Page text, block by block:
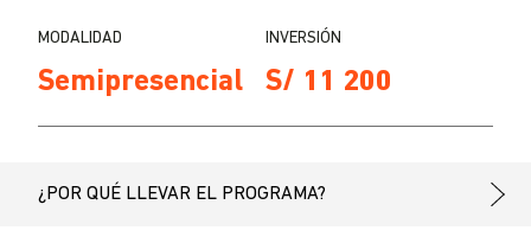
MODALIDAD
Semipresencial
INVERSIÓN
S/ 11 200
¿POR QUÉ LLEVAR EL PROGRAMA?